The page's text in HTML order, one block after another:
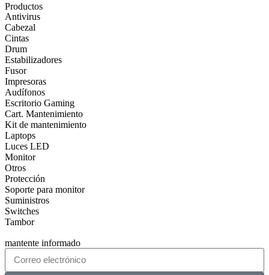
Productos
Antivirus
Cabezal
Cintas
Drum
Estabilizadores
Fusor
Impresoras
Audífonos
Escritorio Gaming
Cart. Mantenimiento
Kit de mantenimiento
Laptops
Luces LED
Monitor
Otros
Protección
Soporte para monitor
Suministros
Switches
Tambor
mantente informado